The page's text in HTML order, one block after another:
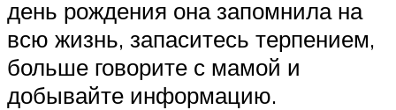
день рождения она запомнила на
всю жизнь, запаситесь терпением,
больше говорите с мамой и
добывайте информацию.